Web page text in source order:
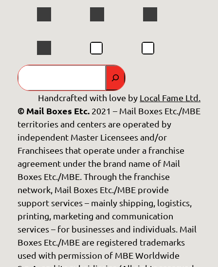
GO
Handcrafted with love by Local Fame Ltd.
© Mail Boxes Etc.2021 – Mail Boxes Etc./MBE
territories and centers are operated by
independent Master Licensees and/or
Franchisees that operate under a franchise
agreement under the brand name of Mail
Boxes Etc./MBE. Through the franchise
network, Mail Boxes Etc./MBE provide
support services – mainly shipping, logistics,
printing, marketing and communication
services – for businesses and individuals. Mail
Boxes Etc./MBE are registered trademarks
used with permission of MBE Worldwide